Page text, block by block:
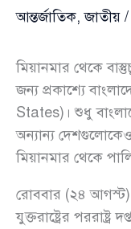
আন্তর্জাতিক,জাতীয় /
মিয়ানমার থেকে
জন্য প্রকাশ্যে
States)। শুধু
অন্যান্য
মিয়ানমার থেকে
রোববার (২৪ আগস্ট)
যুক্তরাষ্ট্রের